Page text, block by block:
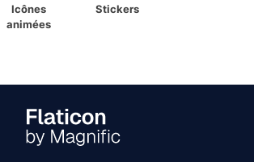
Icônes
animées
Stickers